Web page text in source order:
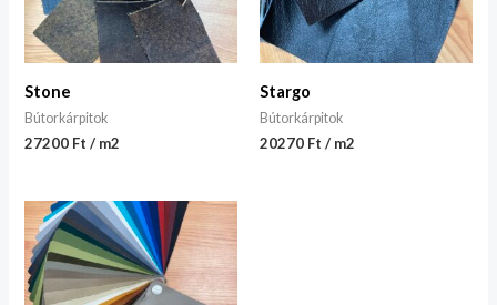
Stone
Bútorkárpitok
27200 Ft / m2
Stargo
Bútorkárpitok
20270 Ft / m2